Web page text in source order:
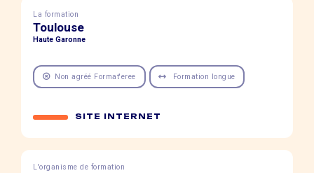
La formation
Toulouse
Haute Garonne
Non agréé Format'eree Formation longue
SITE INTERNET
L'organisme de formation